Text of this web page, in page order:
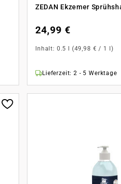
ZEDAN Ekzemer
24,99 €
Inhalt: 0.5 l (49,98 € / 1 l)
Lieferzeit: 2 - 5 Werktage